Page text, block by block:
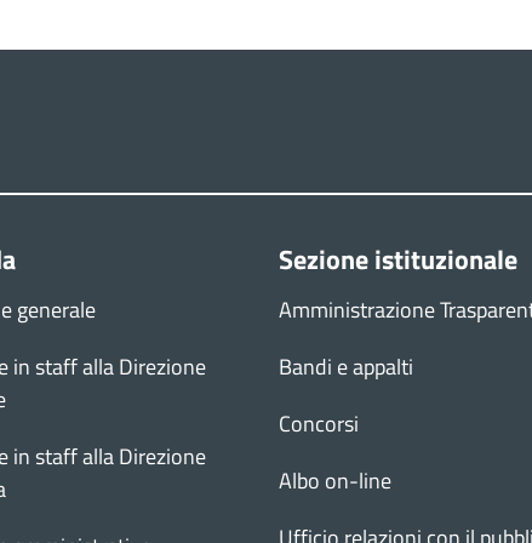
generale
in staff alla Direzione
in staff alla Direzione
Sezione istituzionale
Amministrazione
Bandi e appalti
Concorsi
Albo on-line